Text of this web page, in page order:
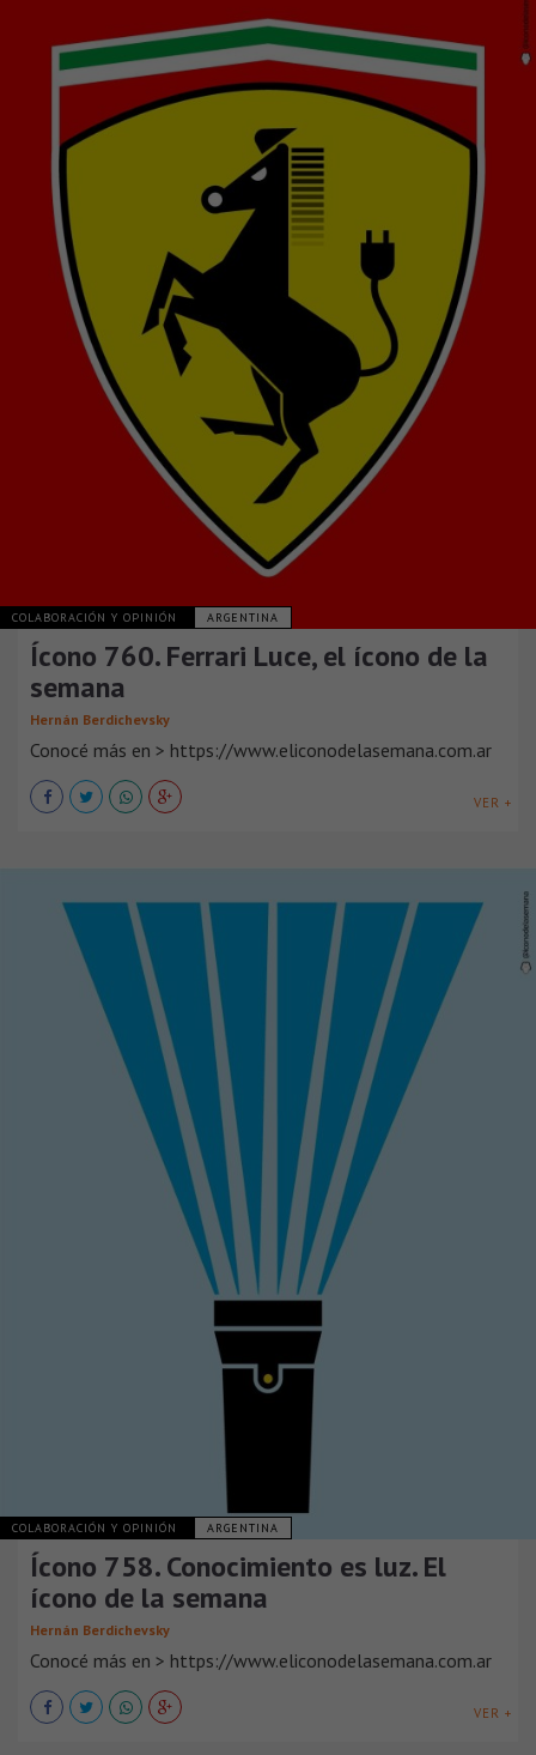
COLABORACIÓN Y OPINIÓN ARGENTINA
Ícono 760. Ferrari Luce, el ícono de la
semana
Hernán Berdichevsky
Conocé más en > https://www.eliconodelasemana.com.ar
VER +
COLABORACIÓN Y OPINIÓN ARGENTINA
Ícono 758. Conocimiento es luz. El
ícono de la semana
Hernán Berdichevsky
Conocé más en > https://www.eliconodelasemana.com.ar
VER +